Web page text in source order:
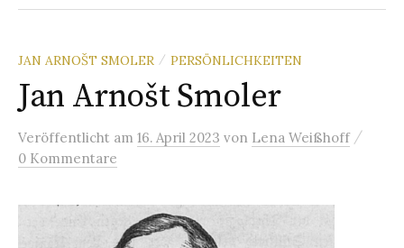
JAN ARNOŠT SMOLER / PERSÖNLICHKEITEN
Jan Arnošt Smoler
Veröffentlicht am 16. April 2023 von Lena Weißhoff /
0 Kommentare